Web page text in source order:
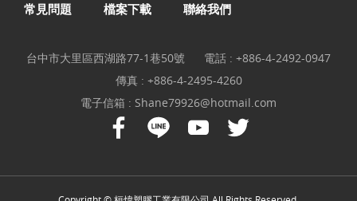
常見問題 檔案下載 聯絡我們
台中市大里區西湖路77-1巷50號 電話 : +886-4-2492-0947
傳真 : +886-4-2495-4260
電子信箱 : Shane79926@hotmail.com